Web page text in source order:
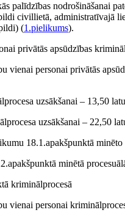
palīdzības nodrošināšanai
civillietā, administratīvajā
(1.pielikums).
privātās apsūdzības
personai privātās
uzsākšanai – 13,50
uzsākšanai – 22,50
18.1.apakšpunktā
minētā
kriminālprocesā
personai